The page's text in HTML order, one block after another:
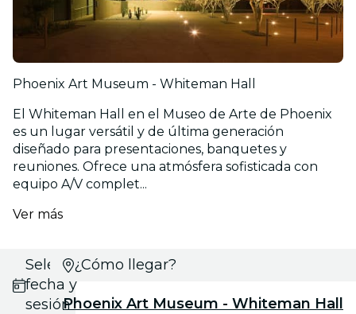
Phoenix Art Museum - Whiteman Hall
El Whiteman Hall en el Museo de Arte de Phoenix
es un lugar versátil y de última generación
diseñado para presentaciones, banquetes y
reuniones. Ofrece una atmósfera sofisticada con
equipo A/V complet...
Ver más
Selecciona
fecha y
sesión
¿Cómo llegar?
Phoenix Art Museum - Whiteman Hall